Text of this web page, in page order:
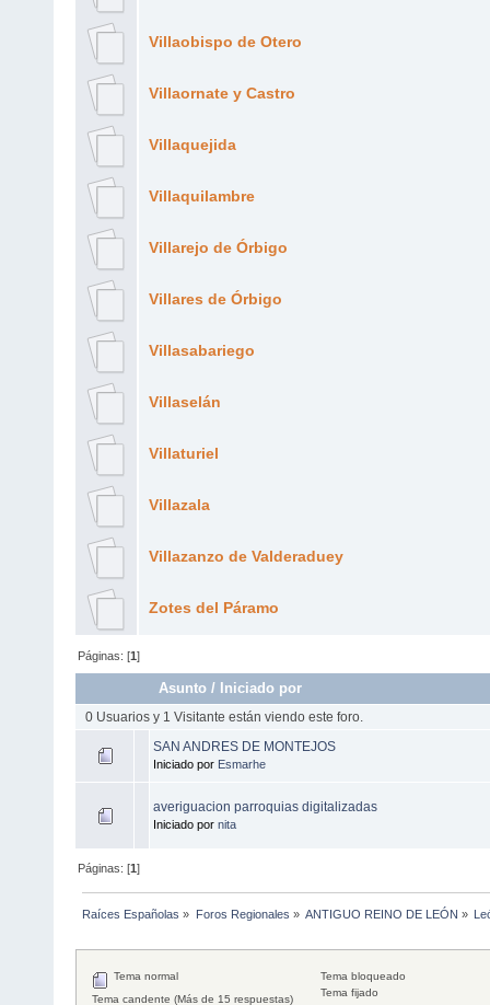
Villaobispo de Otero
Villaornate y Castro
Villaquejida
Villaquilambre
Villarejo de Órbigo
Villares de Órbigo
Villasabariego
Villaselán
Villaturiel
Villazala
Villazanzo de Valderaduey
Zotes del Páramo
Páginas: [1]
Asunto / Iniciado por
0 Usuarios y 1 Visitante están viendo este foro.
SAN ANDRES DE MONTEJOS
Iniciado por Esmarhe
averiguacion parroquias digitalizadas
Iniciado por nita
Páginas: [1]
Raíces Españolas » Foros Regionales » ANTIGUO REINO DE LEÓN »
Tema normal
Tema candente (Más de 15 respuestas)
Tema bloqueado
Tema fijado